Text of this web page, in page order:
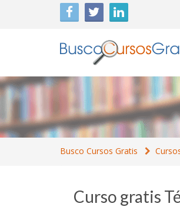
Busco Cursos Gratis
Curso gratis